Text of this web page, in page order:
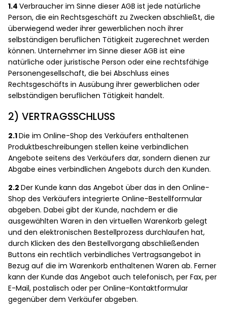
1.4 Verbraucher im Sinne dieser AGB ist jede natürliche
Person, die ein Rechtsgeschäft zu Zwecken abschließt, die
überwiegend weder ihrer gewerblichen noch ihrer
selbständigen beruflichen Tätigkeit zugerechnet werden
können. Unternehmer im Sinne dieser AGB ist eine
natürliche oder juristische Person oder eine rechtsfähige
Personengesellschaft, die bei Abschluss eines
Rechtsgeschäfts in Ausübung ihrer gewerblichen oder
selbständigen beruflichen Tätigkeit handelt.
2) VERTRAGSSCHLUSS
2.1Die im Online-Shop des Verkäufers enthaltenen
Produktbeschreibungen stellen keine verbindlichen
Angebote seitens des Verkäufers dar, sondern dienen zur
Abgabe eines verbindlichen Angebots durch den Kunden.
2.2 Der Kunde kann das Angebot über das in den Online-
Shop des Verkäufers integrierte Online-Bestellformular
abgeben. Dabei gibt der Kunde, nachdem er die
ausgewählten Waren in den virtuellen Warenkorb gelegt
und den elektronischen Bestellprozess durchlaufen hat,
durch Klicken des den Bestellvorgang abschließenden
Buttons ein rechtlich verbindliches Vertragsangebot in
Bezug auf die im Warenkorb enthaltenen Waren ab. Ferner
kann der Kunde das Angebot auch telefonisch, per Fax, per
E-Mail, postalisch oder per Online-Kontaktformular
gegenüber dem Verkäufer abgeben.